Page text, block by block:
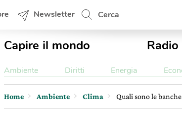
Newsletter Cerca
Capire il mondo Radio
Ambiente Diritti Energia
Home Ambiente Clima Quali sono le